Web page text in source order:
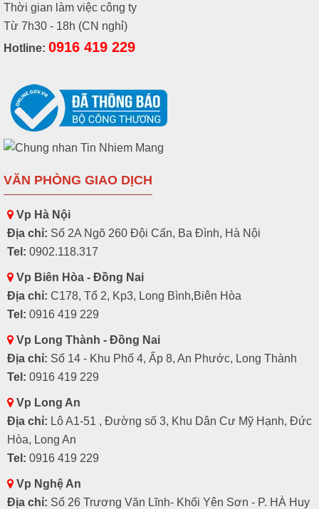
Thời gian làm việc công ty
Từ 7h30 - 18h (CN nghỉ)
Hotline: 0916 419 229
VĂN PHÒNG GIAO DỊCH
Vp Hà Nội
Địa chỉ: Số 2A Ngõ 260 Đội Cấn, Ba Đình, Hà Nội
Tel: 0902.118.317
Vp Biên Hòa - Đồng Nai
Địa chỉ: C178, Tổ 2, Kp3, Long Bình,Biên Hòa
Tel: 0916 419 229
Vp Long Thành - Đồng Nai
Địa chỉ: Số 14 - Khu Phố 4, Ấp 8, An Phước, Long Thành
Tel: 0916 419 229
Vp Long An
Địa chỉ: Lô A1-51 , Đường số 3, Khu Dân Cư Mỹ Hạnh, Đức
Hòa, Long An
Tel: 0916 419 229
Vp Nghệ An
Địa chỉ: Số 26 Trương Văn Lĩnh- Khối Yên Sơn - P. HÀ Huy